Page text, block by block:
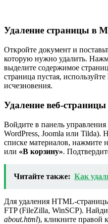
Удаление страницы в
Откройте документ и
которую нужно удалить.
выделите содержимое
страница пустая, используйте
исчезновения.
Удаление веб-страницы
Войдите в панель
WordPress, Joomla или Tilda).
списке материалов, нажмите
или «В корзину».
Читайте также: Как
Для удаления HTML-
FTP (FileZilla, WinSCP).
about.html), кликните правой